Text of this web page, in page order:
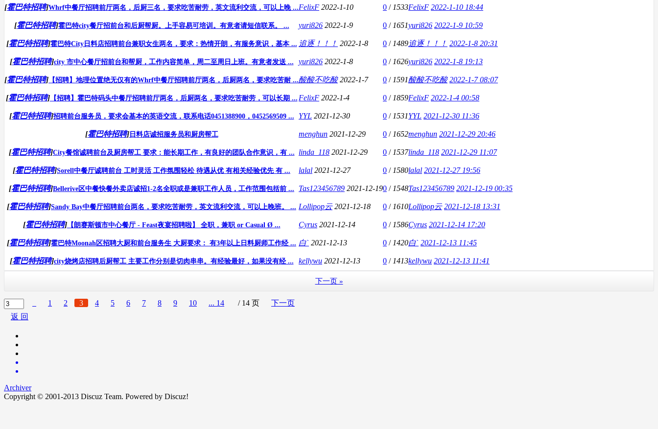
[霍巴特招聘]Whrf中餐厅招聘前厅两名，后厨三名，要求吃苦耐劳，英文流利交流，可以上晚 ...FelixF 2022-1-10 0 / 1533FelixF 2022-1-10 18:44
[霍巴特招聘]霍巴特city餐厅招前台和后厨帮厨。上手容易可培训。有意者请短信联系。 ... yuri826 2022-1-9 0 / 1651yuri826 2022-1-9 10:59
[霍巴特招聘]霍巴特City日料店招聘前台兼职女生两名，要求：热情开朗，有服务意识，基本 ... 追逐！！！ 2022-1-8 0 / 1489追逐！！！ 2022-1-8 20:31
[霍巴特招聘]city 市中心餐厅招前台和帮厨，工作内容简单，周二至周日上班。有意者发送 ... yuri826 2022-1-8 0 / 1626yuri826 2022-1-8 19:13
[霍巴特招聘] 【招聘】地理位置绝无仅有的Whrf中餐厅招聘前厅两名，后厨两名，要求吃苦耐 ...酸酸不吃酸 2022-1-7 0 / 1591酸酸不吃酸 2022-1-7 08:07
[霍巴特招聘]【招聘】霍巴特码头中餐厅招聘前厅两名，后厨两名，要求吃苦耐劳，可以长期 ... FelixF 2022-1-4 0 / 1859FelixF 2022-1-4 00:58
[霍巴特招聘]招聘前台服务员，要求会基本的英语交流，联系电话0451388900，0452569509 ... YYL 2021-12-30 0 / 1531YYL 2021-12-30 11:36
[霍巴特招聘]日料店诚招服务员和厨房帮工 menghun 2021-12-29 0 / 1652menghun 2021-12-29 20:46
[霍巴特招聘]City餐馆诚聘前台及厨房帮工 要求：能长期工作，有良好的团队合作意识，有 ... linda_118 2021-12-29 0 / 1537linda_118 2021-12-29 11:07
[霍巴特招聘]Sorell中餐厅诚聘前台 工时灵活 工作氛围轻松 待遇从优 有相关经验优先 有 ... lalal 2021-12-27 0 / 1580lalal 2021-12-27 19:56
[霍巴特招聘]Bellerive区中餐快餐外卖店诚招1-2名全职或是兼职工作人员，工作范围包括前 ... Tas123456789 2021-12-190 / 1548Tas123456789 2021-12-19 00:35
[霍巴特招聘]Sandy Bay中餐厅招聘前台两名，要求吃苦耐劳，英文流利交流，可以上晚班。 ... Lollipop云 2021-12-18 0 / 1610Lollipop云 2021-12-18 13:31
[霍巴特招聘]【朗赛斯顿市中心餐厅 - Feast夜宴招聘啦】 全职，兼职 or Casual Ø ... Cyrus 2021-12-14 0 / 1586Cyrus 2021-12-14 17:20
[霍巴特招聘]霍巴特Moonah区招聘大厨和前台服务生 大厨要求： 有3年以上日料厨师工作经 ... 白ˋ 2021-12-13 0 / 1420白ˋ 2021-12-13 11:45
[霍巴特招聘]city烧烤店招聘后厨帮工 主要工作分别是切肉串串。有经验最好，如果没有经 ... kellywu 2021-12-13 0 / 1413kellywu 2021-12-13 11:41
下一页 »
1 2 3 4 5 6 7 8 9 10 ... 14 / 14 页
下一页
返 回
Archiver
Copyright © 2001-2013 Discuz Team. Powered by Discuz!